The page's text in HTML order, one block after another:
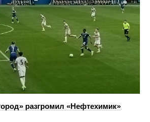
разгромил «Нефтехимик»